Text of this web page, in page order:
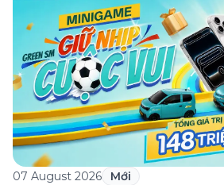
07 August 2026 Mới